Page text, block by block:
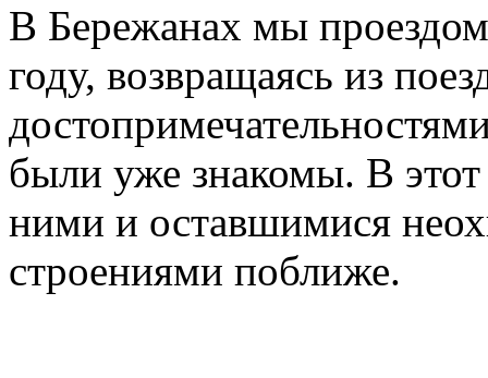
В Бережанах мы
году, возвращаясь из
были уже знакомы. В
ними и оставшимися
строениями поближе.